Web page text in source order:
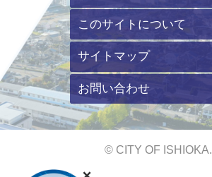
このサイトについて
サイトマップ
お問い合わせ
© CITY OF ISHIOKA.